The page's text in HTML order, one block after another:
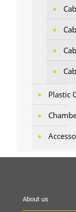
Plastic
About us